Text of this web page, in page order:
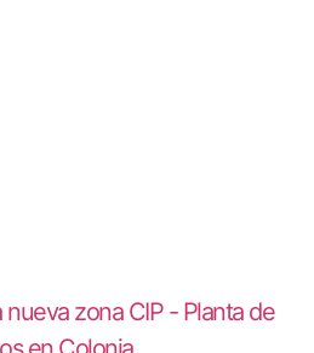
zona CIP - Planta de